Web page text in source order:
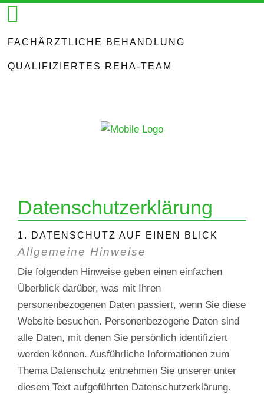
FACHÄRZTLICHE BEHANDLUNG
QUALIFIZIERTES REHA-TEAM
Datenschutzerklärung
1. DATENSCHUTZ AUF EINEN BLICK
Allgemeine Hinweise
Die folgenden Hinweise geben einen einfachen
Überblick darüber, was mit Ihren
personenbezogenen Daten passiert, wenn Sie diese
Website besuchen. Personenbezogene Daten sind
alle Daten, mit denen Sie persönlich identifiziert
werden können. Ausführliche Informationen zum
Thema Datenschutz entnehmen Sie unserer unter
diesem Text aufgeführten Datenschutzerklärung.